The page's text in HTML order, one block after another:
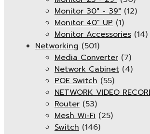
Monitor 30" - 39" (12)
Monitor 40" UP (1)
Monitor Accessories (14)
Networking (501)
Media Converter (7)
Network Cabinet (4)
POE Switch (55)
NETWORK VIDEO
Router (53)
Mesh Wi-Fi (25)
Switch (146)